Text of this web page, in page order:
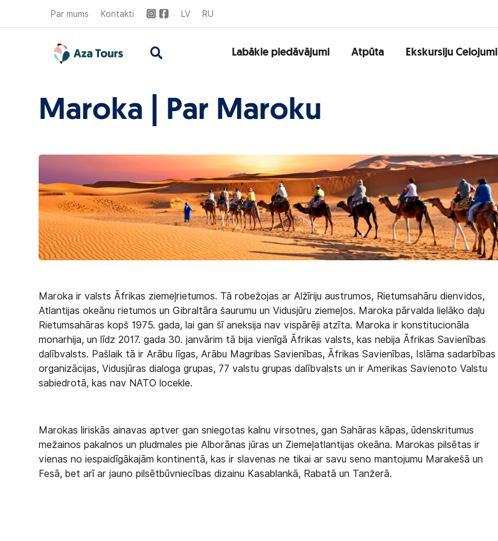
Par mums Kontakti LV RU
Labākie piedāvājumi Atpūta Ekskursiju Celojumi
Maroka | Par Maroku
Maroka ir valsts Āfrikas ziemeļrietumos. Tā robežojas ar Alžīriju austrumos, Rietumsahāru dienvidos,
Atlantijas okeānu rietumos un Gibraltāra šaurumu un Vidusjūru ziemeļos. Maroka pārvalda lielāko daļu
Rietumsahāras kopš 1975. gada, lai gan šī aneksija nav vispārēji atzīta. Maroka ir konstitucionāla
monarhija, un līdz 2017. gada 30. janvārim tā bija vienīgā Āfrikas valsts, kas nebija Āfrikas Savienības
dalībvalsts. Pašlaik tā ir Arābu līgas, Arābu Magribas Savienības, Āfrikas Savienības, Islāma sadarbības
organizācijas, Vidusjūras dialoga grupas, 77 valstu grupas dalībvalsts un ir Amerikas Savienoto Valstu
sabiedrotā, kas nav NATO locekle.
Marokas liriskās ainavas aptver gan sniegotas kalnu virsotnes, gan Sahāras kāpas, ūdenskritumus
mežainos pakalnos un pludmales pie Alborānas jūras un Ziemeļatlantijas okeāna. Marokas pilsētas ir
vienas no iespaidīgākajām kontinentā, kas ir slavenas ne tikai ar savu seno mantojumu Marakešā un
Fesā, bet arī ar jauno pilsētbūvniecības dizainu Kasablankā, Rabatā un Tanžerā.